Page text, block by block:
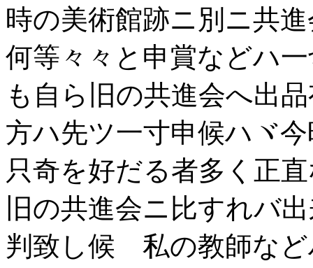
時の美術館跡ニ別ニ共
何等々々と申賞などハ
も自ら旧の共進会へ出
方ハ先ツ一寸申候ハヾ
只奇を好だる者多く正
旧の共進会ニ比すれバ
判致し候 私の教師など